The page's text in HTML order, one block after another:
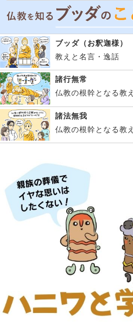
ブッダ（お釈迦様）
教えと名言・逸話
諸行無常
仏教の根幹となる教え
諸法無我
仏教の根幹となる教え